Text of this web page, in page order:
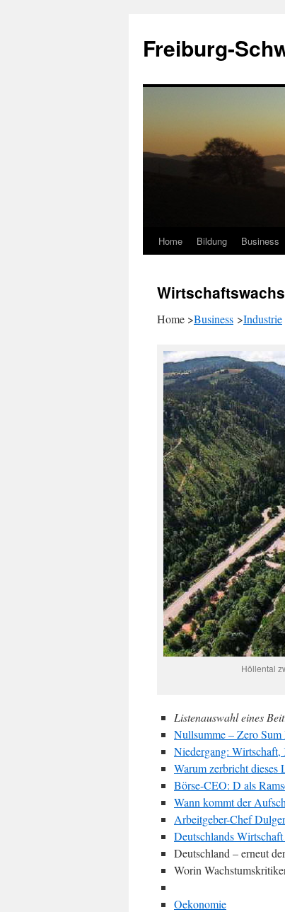
springen
Freiburg-
Home Bildung Business
Home >Business >Industrie
Höllental
Listenauswahl eines
Nullsumme – Zero Sum
Niedergang:
Warum zerbricht dieses
Börse-CEO: D als
Wann kommt der
Arbeitgeber-Chef
Deutschlands
Deutschland – erneut
Worin
Oekonomie